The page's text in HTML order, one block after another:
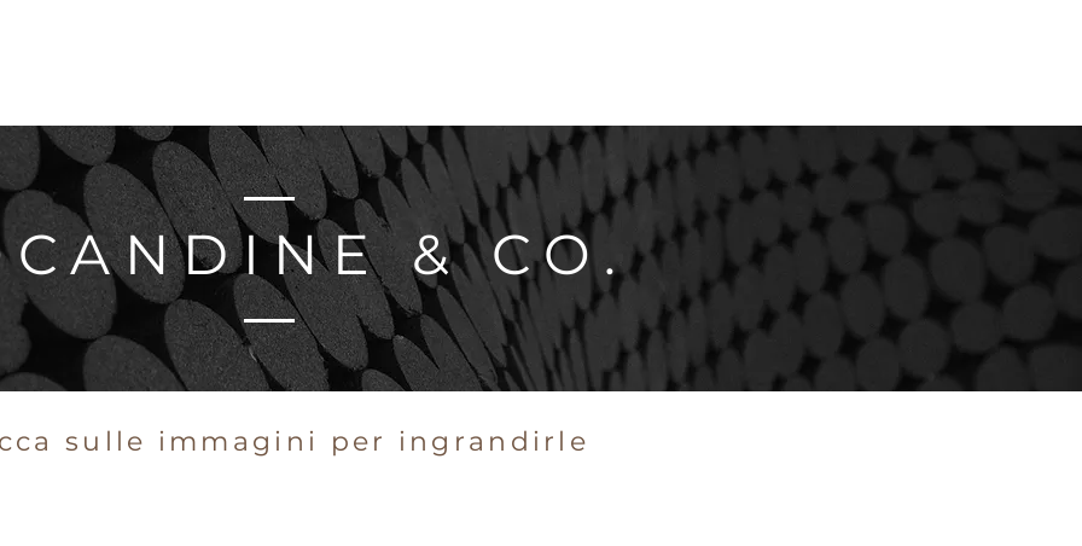
& CO.
sulle immagini per ingrandirle